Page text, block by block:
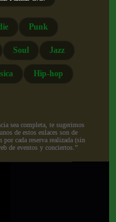
Punk
Soul Jazz
Hip-hop
sea completa, te sugerimos
de estos enlaces son de
cada reserva realizada (sin
de eventos y conciertos.”